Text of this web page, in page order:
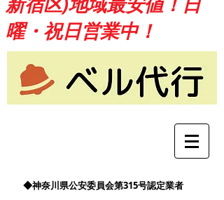
曜・祝日営業中！
◆神奈川県公安委員会第315号認定業者